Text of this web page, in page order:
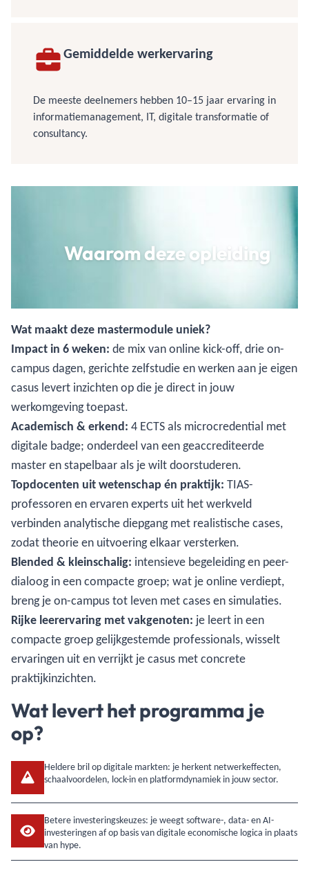
Gemiddelde werkervaring
De meeste deelnemers hebben 10–15 jaar ervaring in
informatiemanagement, IT, digitale transformatie of
consultancy.
Waarom deze opleiding
Wat maakt deze mastermodule uniek?
Impact in 6 weken: de mix van online kick-off, drie on-
campus dagen, gerichte zelfstudie en werken aan je eigen
casus levert inzichten op die je direct in jouw
werkomgeving toepast.
Academisch & erkend: 4 ECTS als microcredential met
digitale badge; onderdeel van een geaccrediteerde
master en stapelbaar als je wilt doorstuderen.
Topdocenten uit wetenschap én praktijk: TIAS-
professoren en ervaren experts uit het werkveld
verbinden analytische diepgang met realistische cases,
zodat theorie en uitvoering elkaar versterken.
Blended & kleinschalig: intensieve begeleiding en peer-
dialoog in een compacte groep; wat je online verdiept,
breng je on-campus tot leven met cases en simulaties.
Rijke leerervaring met vakgenoten: je leert in een
compacte groep gelijkgestemde professionals, wisselt
ervaringen uit en verrijkt je casus met concrete
praktijkinzichten.
Wat levert het programma je
op?
Heldere bril op digitale markten: je herkent netwerkeffecten,
schaalvoordelen, lock-in en platformdynamiek in jouw sector.
Betere investeringskeuzes: je weegt software-, data- en AI-
investeringen af op basis van digitale economische logica in plaats
van hype.